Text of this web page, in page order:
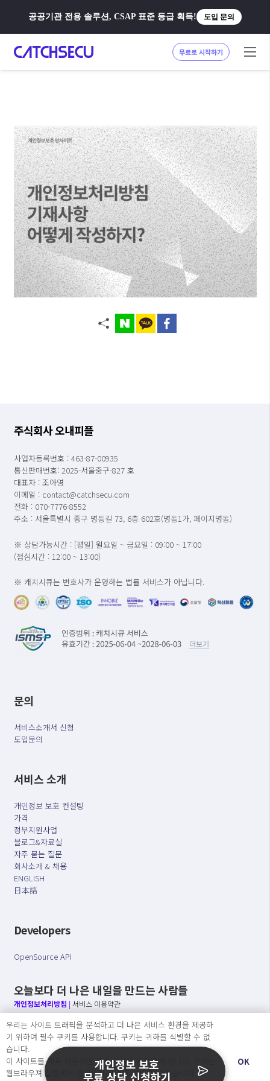
공공기관 전용 솔루션, CSAP 표준 등급 획득! 도입 문의
무료로 시작하기
주식회사 오내피플
사업자등록번호 : 463-87-00935
통신판매번호: 2025-서울중구-827 호
대표자 : 조아영
이메일 : contact@catchsecu.com
전화 : 070-7776-8552
주소 : 서울특별시 중구 명동길 73, 6층 602호(명동1가, 페이지명동)
※ 상담가능시간 : [평일] 월요일 ~ 금요일 : 09:00 ~ 17:00
(점심시간 : 12:00 ~ 13:00)
※ 캐치시큐는 변호사가 운영하는 법률 서비스가 아닙니다.
문의
서비스소개서 신청
도입문의
서비스 소개
개인정보 보호 컨설팅
가격
정부지원사업
블로그&자료실
자주 묻는 질문
회사소개 & 채용
ENGLISH
日本語
Developers
OpenSource API
오늘보다 더 나은 내일을 만드는 사람들
개인정보처리방침 | 서비스 이용약관
○ 개인정보보호 컴플라이언스를 선도하겠습니다.
○ 정보주체의 권리를 보장하겠습니다.
○ 기업의 개인정보보호를 위한 효율적 관리를 보장하겠습니다.
우리는 사이트 트래픽을 분석하고 더 나은 서비스 환경을 제공하
기 위하여 필수 쿠키를 사용합니다. 쿠키는 귀하를 식별할 수 없
습니다.
이 사이트를 계속 사용하면 쿠키 사용에 동의하게 됩니다. 귀하는
웹브라우져 설정에서 언제든지 쿠키를 삭제 할 수있습니다.
OK
개인정보 보호
무료 상담 신청하기